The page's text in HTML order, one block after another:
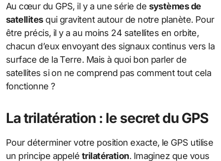
Au cœur du GPS, il y a une série de systèmes de
satellitesqui gravitent autour de notre planète. Pour
être précis, il y a au moins 24 satellites en orbite,
chacun d’eux envoyant des signaux continus vers la
surface de la Terre. Mais à quoi bon parler de
satellites si on ne comprend pas comment tout cela
fonctionne ?
La trilatération : le secret du GPS
Pour déterminer votre position exacte, le GPS utilise
un principe appelé trilatération. Imaginez que vous